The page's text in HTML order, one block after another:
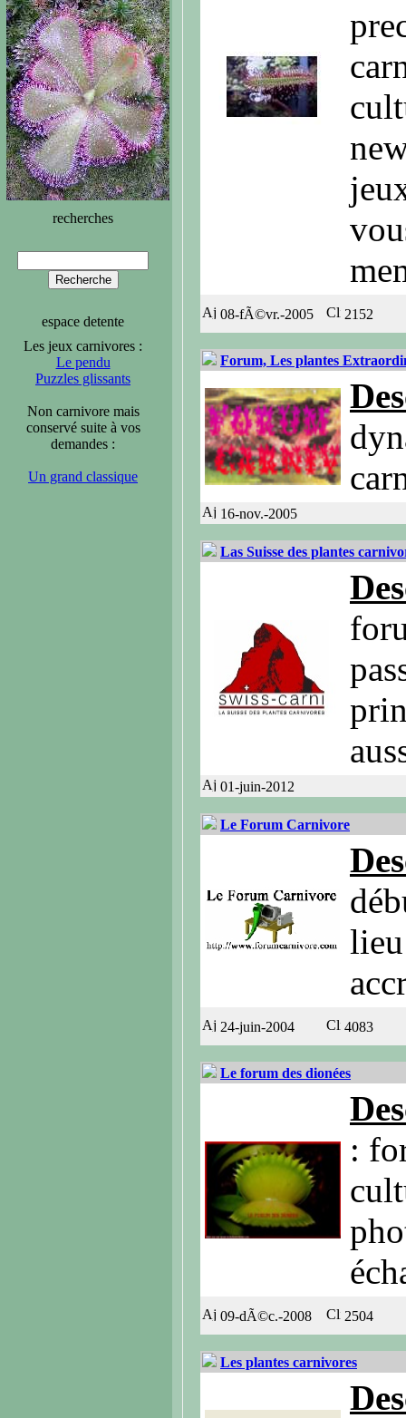
recherches
espace detente
Les jeux carnivores :
Le pendu
Puzzles glissants
Non carnivore mais
conservé suite à vos
demandes :
Un grand classique
08-fÃ©vr.-2005 2152
Forum, Les plantes
16-nov.-2005
Las Suisse des plantes
01-juin-2012
Le Forum Carnivore
24-juin-2004 4083
Le forum des dionées
:
09-dÃ©c.-2008 2504
Les plantes carnivores